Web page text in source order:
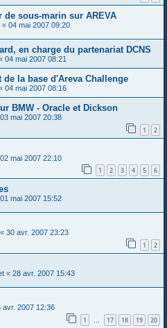
de sous-marin sur AREVA
« 04 mai 2007 09:20
en charge du partenariat DCNS
04 mai 2007 08:21
de la base d'Areva Challenge
04 mai 2007 08:16
BMW - Oracle et Dickson
03 mai 2007 20:38
1 2
02 mai 2007 22:10
1 2 3 4 5 6
01 mai 2007 15:52
« 30 avr. 2007 23:23
1 2
« 28 avr. 2007 15:43
avr. 2007 12:36
1 … 17 18 19 20